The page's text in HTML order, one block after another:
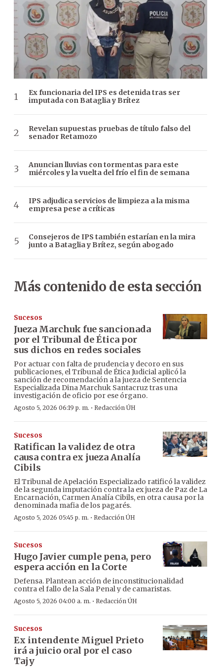
Ex funcionaria del IPS es detenida tras ser
imputada con Bataglia y Brítez
Revelan supuestas pruebas de título falso del
senador Retamozo
Anuncian lluvias con tormentas para este
miércoles y la vuelta del frío el fin de semana
IPS adjudica servicios de limpieza a la misma
empresa pese a críticas
Consejeros de IPS también estarían en la mira
junto a Bataglia y Brítez, según abogado
Más contenido de esta sección
Sucesos
Jueza Marchuk fue sancionada
por el Tribunal de Ética por
sus dichos en redes sociales
Por actuar con falta de prudencia y decoro en sus
publicaciones, el Tribunal de Ética Judicial aplicó la
sanción de recomendación a la jueza de Sentencia
Especializada Dina Marchuk Santacruz tras una
investigación de oficio por ese órgano.
Agosto 5, 2026 06:19 p. m. · Redacción ÚH
Sucesos
Ratifican la validez de otra
causa contra ex jueza Analía
Cibils
El Tribunal de Apelación Especializado ratificó la validez
de la segunda imputación contra la ex jueza de Paz de La
Encarnación, Carmen Analía Cibils, en otra causa por la
denominada mafia de los pagarés.
Agosto 5, 2026 05:45 p. m. · Redacción ÚH
Sucesos
Hugo Javier cumple pena, pero
espera acción en la Corte
Defensa. Plantean acción de inconstitucionalidad
contra el fallo de la Sala Penal y de camaristas.
Agosto 5, 2026 04:00 a. m. · Redacción ÚH
Sucesos
Ex intendente Miguel Prieto
irá a juicio oral por el caso
Tajy